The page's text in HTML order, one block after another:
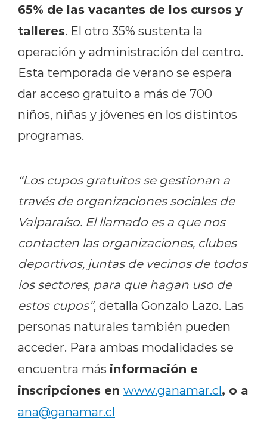
65% de las vacantes de los cursos y
talleres. El otro 35% sustenta la
operación y administración del centro.
Esta temporada de verano se espera
dar acceso gratuito a más de 700
niños, niñas y jóvenes en los distintos
programas.
“Los cupos gratuitos se gestionan a
través de organizaciones sociales de
Valparaíso. El llamado es a que nos
contacten las organizaciones, clubes
deportivos, juntas de vecinos de todos
los sectores, para que hagan uso de
estos cupos”, detalla Gonzalo Lazo. Las
personas naturales también pueden
acceder. Para ambas modalidades se
encuentra más información e
inscripciones en www.ganamar.cl, o a
ana@ganamar.cl